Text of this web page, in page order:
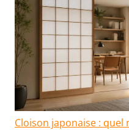
Cloison japonaise :